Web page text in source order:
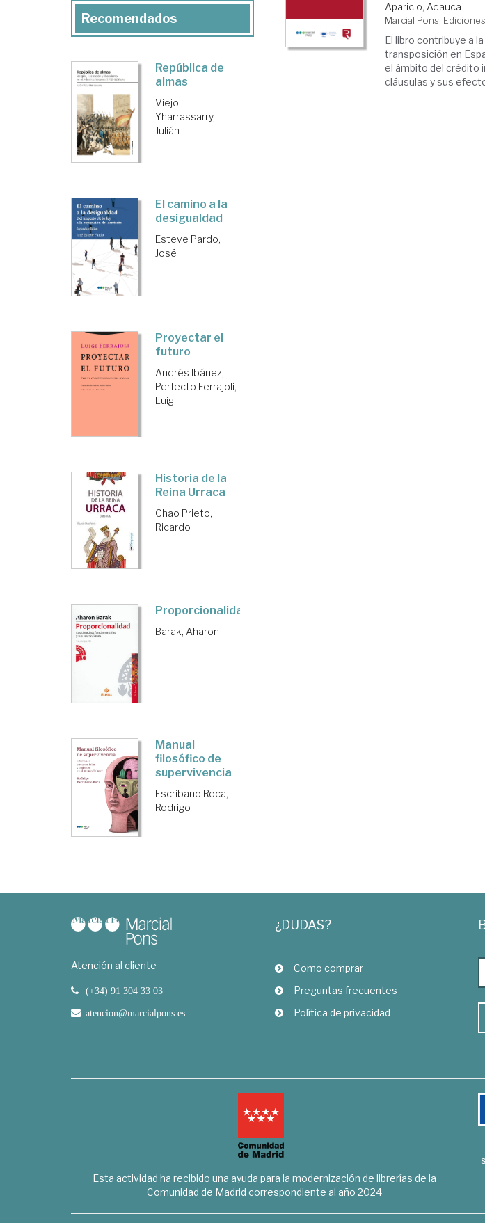
Aparicio, Adauca
Marcial Pons,
El libro contribuye a
transposición en
el ámbito del crédito
cláusulas y sus
Recomendados
República de
almas
Viejo
Yharrassarry,
Julián
El camino a la
desigualdad
Esteve Pardo,
José
Proyectar el
futuro
Andrés Ibáñez,
Perfecto Ferrajoli,
Luigi
Historia de la
Reina Urraca
Chao Prieto,
Ricardo
Proporcionalidad
Barak, Aharon
Manual
filosófico de
supervivencia
Escribano Roca,
Rodrigo
Atención al cliente
(+34) 91 304 33 03
atencion@marcialpons.es
¿DUDAS?
Como comprar
Preguntas frecuentes
Política de privacidad
Esta actividad ha recibido una ayuda para la modernización de librerías de la
Comunidad de Madrid correspondiente al año 2024